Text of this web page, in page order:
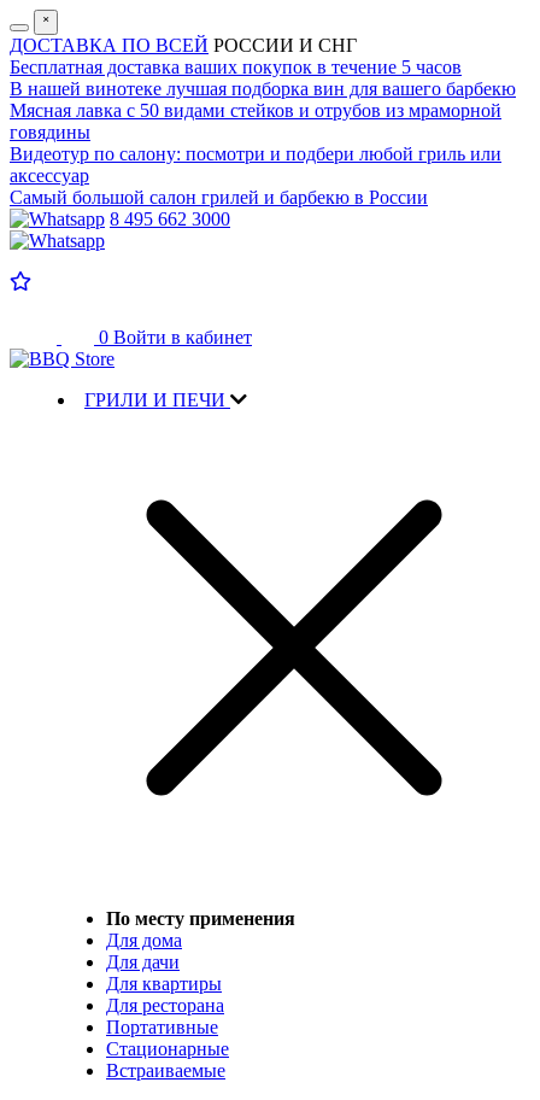
˟
ДОСТАВКА ПО ВСЕЙ РОССИИ И СНГ
Бесплатная доставка ваших покупок в течение 5 часов
В нашей винотеке лучшая подборка вин для вашего барбекю
Мясная лавка с 50 видами стейков и отрубов из мраморной
говядины
Видеотур по салону: посмотри и подбери любой гриль или
аксессуар
Самый большой салон грилей и барбекю в России
8 495 662 3000
0 Войти в кабинет
ГРИЛИ И ПЕЧИ
По месту применения
Для дома
Для дачи
Для квартиры
Для ресторана
Портативные
Стационарные
Встраиваемые